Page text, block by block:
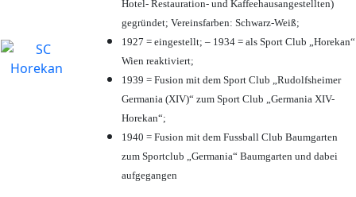
Hotel- Restauration- und Kaffeehausangestellten)
gegründet; Vereinsfarben: Schwarz-Weiß;
1927 = eingestellt; – 1934 = als Sport Club „Horekan“
Wien reaktiviert;
1939 = Fusion mit dem Sport Club „Rudolfsheimer
Germania (XIV)“ zum Sport Club „Germania XIV-
Horekan“;
1940 = Fusion mit dem Fussball Club Baumgarten
zum Sportclub „Germania“ Baumgarten und dabei
aufgegangen